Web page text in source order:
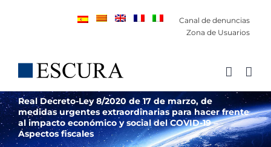
Canal de denuncias
Zona de Usuarios
Real Decreto-Ley 8/2020 de 17 de marzo, de
medidas urgentes extraordinarias para hacer frente
al impacto económico y social del COVID-19 –
Aspectos fiscales